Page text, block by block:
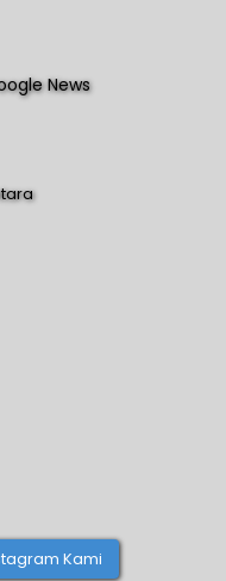
News
Kami